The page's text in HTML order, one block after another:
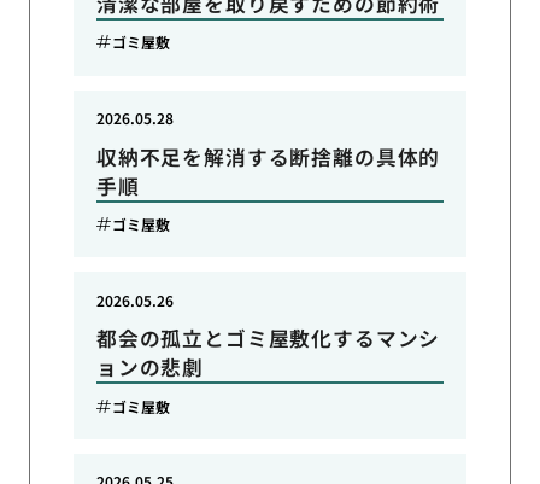
ゴミ屋敷
収納不足を解消する断捨離の具体的
手順
2026.05.28
ゴミ屋敷
都会の孤立とゴミ屋敷化するマンシ
ョンの悲劇
2026.05.26
ゴミ屋敷